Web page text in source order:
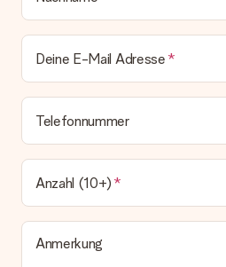
Deine E-Mail Adresse
Telefonnummer
Anzahl (10+)
Anmerkung